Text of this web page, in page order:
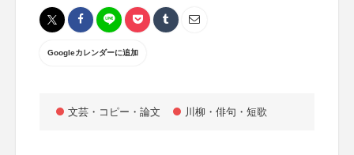
Googleカレンダーに追加
文芸・コピー・論文 川柳・俳句・短歌